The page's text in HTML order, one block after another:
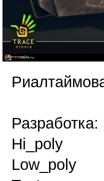
Разработка:
Hi_poly
Low_poly